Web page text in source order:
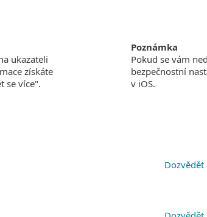
ukazateli
získáte
se více".
Poznámka
Pokud se vám
bezpečnostní
v iOS.
Dozvědět